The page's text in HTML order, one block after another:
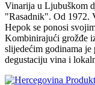
Vinarija u Ljubuškom
"Rasadnik". Od 1972.
Hepok se ponosi
Kombinirajući grožđe
slijedećim godinama
degustaciju vina i